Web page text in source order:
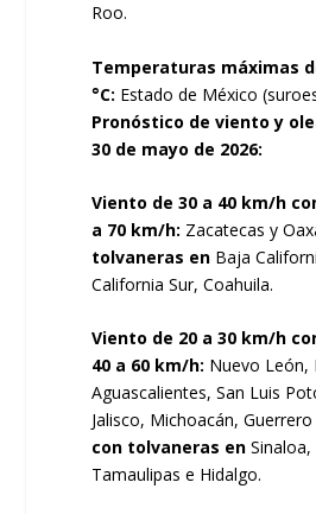
Roo.
Temperaturas máximas
°C: Estado de México
Pronóstico de viento y
30 de mayo de 2026:
Viento de 30 a 40 km/h
a 70 km/h: Zacatecas y
tolvaneras enBaja
California Sur, Coahuila.
Viento de 20 a 30 km/h
40 a 60 km/h: Nuevo León,
Aguascalientes, San Luis
Jalisco, Michoacán,
con tolvaneras enSinaloa,
Tamaulipas e Hidalgo.